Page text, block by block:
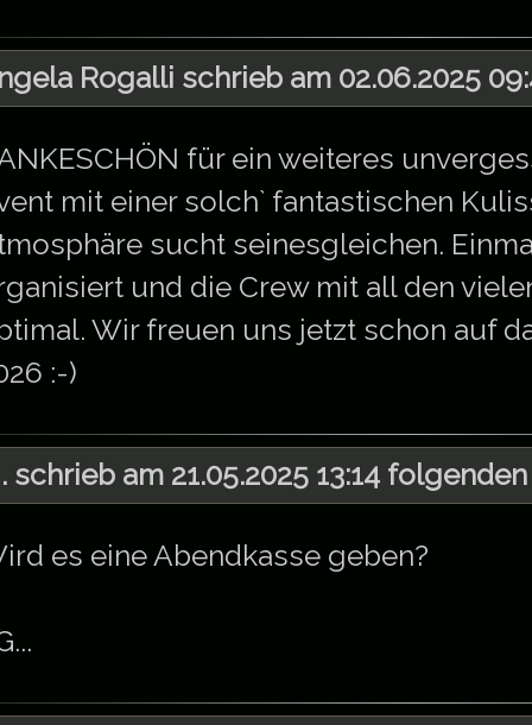
Rogalli schrieb am 02.06.2025
für ein weiteres
mit einer solch` fantastischen
sucht seinesgleichen.
und die Crew mit all den
Wir freuen uns jetzt schon auf
:-)
schrieb am 21.05.2025 13:14
es eine Abendkasse geben?